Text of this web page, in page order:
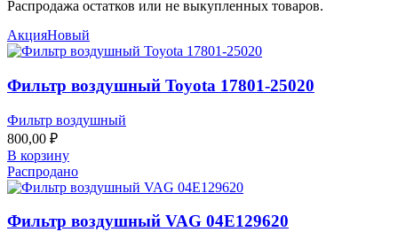
Распродажа остатков или не выкупленных товаров.
АкцияНовый
Фильтр воздушный Toyota 17801-25020
Фильтр воздушный
800,00 ₽
В корзину
Распродано
Фильтр воздушный VAG 04E129620